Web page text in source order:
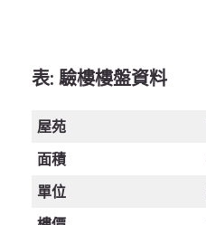
表: 驗樓樓盤資料
屋苑
面積
單位